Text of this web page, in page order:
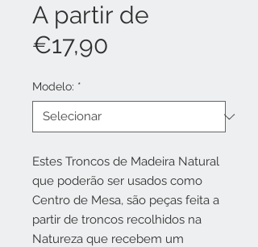
A partir de
€17,90
Modelo: *
Estes Troncos de Madeira Natural
que poderão ser usados como
Centro de Mesa, são peças feita a
partir de troncos recolhidos na
Natureza que recebem um